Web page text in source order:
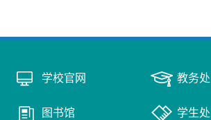
学校官网 教务处
图书馆 学生处